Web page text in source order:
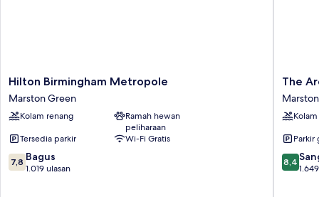
Hilton
Birmingham
Metropole
Marston
Hilton Birmingham Metropole
Marston Green
Kolam renang
Ramah hewan
peliharaan
Tersedia parkir
Wi-Fi Gratis
7.8
dari
7,8 Bagus
1.019 ulasan
The
Arden
Hotel
&
Club
Marston
Green
The
Parkir
8.4
dari
8,4